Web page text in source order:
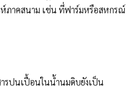
ห์ภาคสนาม เช่น ที่ฟาร์มหรือสหกรณ์
รปนเปื้อนในน้ำนมดิบยังเป็น